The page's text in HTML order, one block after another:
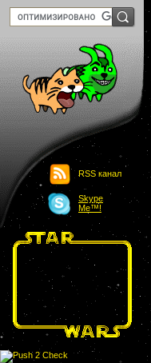
Игры
8 bit
Юмор
Картинки-приколы
Download
Links
Обмен баннерами
О проекте
Обьявления
Чат
RSS канал
Skype
Me™!